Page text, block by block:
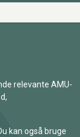
relevante AMU-
kan også bruge